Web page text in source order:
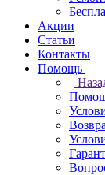
Акции
Статьи
Контакты
Помощь